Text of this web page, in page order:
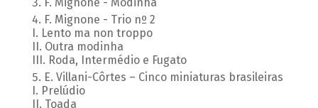
F. Mignone - Modinha
F. Mignone - Trio nº 2
I. Lento ma non troppo
II. Outra modinha
III. Roda, Intermédio e Fugato
E. Villani-Côrtes – Cinco miniaturas brasileiras
I. Prelúdio
II. Toada